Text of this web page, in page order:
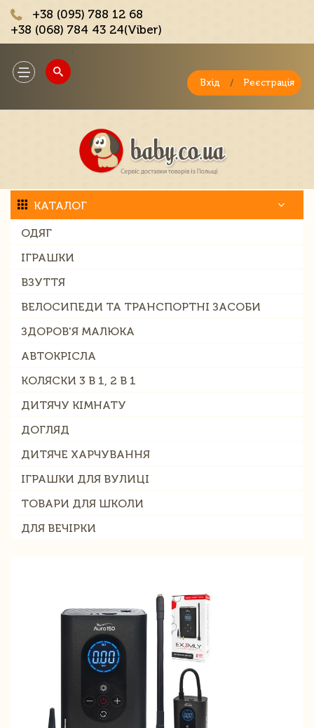
+38 (095) 788 12 68
+38 (068) 784 43 24(Viber)
Toggle
navigation
Вхід / Реєстрація
КАТАЛОГ
ОДЯГ
ІГРАШКИ
ВЗУТТЯ
ВЕЛОСИПЕДИ ТА ТРАНСПОРТНІ ЗАСОБИ
ЗДОРОВ'Я МАЛЮКА
АВТОКРІСЛА
КОЛЯСКИ 3 В 1, 2 В 1
ДИТЯЧУ КІМНАТУ
ДОГЛЯД
ДИТЯЧЕ ХАРЧУВАННЯ
ІГРАШКИ ДЛЯ ВУЛИЦІ
ТОВАРИ ДЛЯ ШКОЛИ
ДЛЯ ВЕЧІРКИ